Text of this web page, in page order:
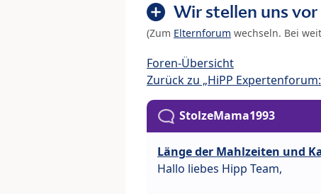
Wir stellen uns vor
(Zum Elternforum wechseln. Bei
Foren-Übersicht
Zurück zu „HiPP
StolzeMama1993
Länge der Mahlzeiten und
Hallo liebes Hipp Team,